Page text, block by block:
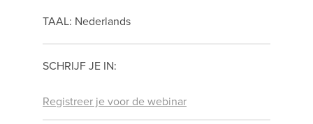
TAAL: Nederlands
SCHRIJF JE IN:
Registreer je voor de webinar